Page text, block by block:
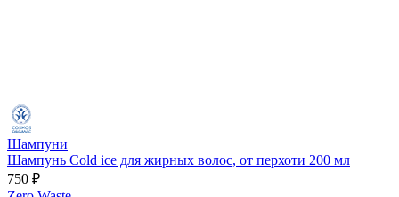
Шампуни
Шампунь Cold ice для жирных волос, от перхоти 200 мл
750 ₽